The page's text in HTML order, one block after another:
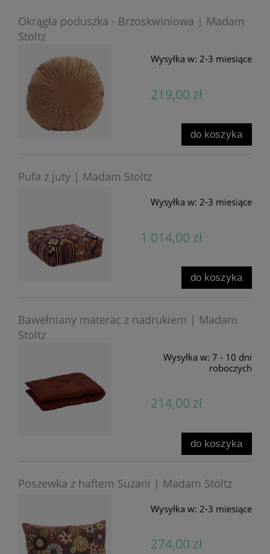
Okrągła poduszka - Brzoskwiniowa | Madam
Stoltz
Wysyłka w: 2-3 miesiące
219,00 zł
do koszyka
Pufa z juty | Madam Stoltz
Wysyłka w: 2-3 miesiące
1 014,00 zł
do koszyka
Bawełniany materac z nadrukiem | Madam
Stoltz
Wysyłka w: 7 - 10 dni
roboczych
214,00 zł
do koszyka
Poszewka z haftem Suzani | Madam Stoltz
Wysyłka w: 2-3 miesiące
274,00 zł